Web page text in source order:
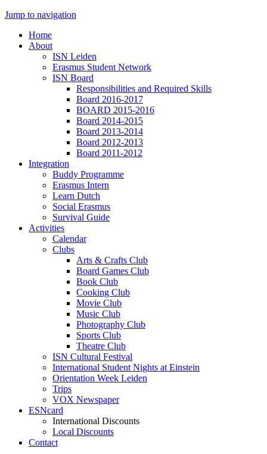
Jump to navigation
Home
About
ISN Leiden
Erasmus Student Network
ISN Board
Responsibilities and Required Skills
Board 2016-2017
BOARD 2015-2016
Board 2014-2015
Board 2013-2014
Board 2012-2013
Board 2011-2012
Integration
Buddy Programme
Erasmus Intern
Learn Dutch
Social Erasmus
Survival Guide
Activities
Calendar
Clubs
Arts & Crafts Club
Board Games Club
Book Club
Cooking Club
Movie Club
Music Club
Photography Club
Sports Club
Theatre Club
ISN Cultural Festival
International Student Nights at Einstein
Orientation Week Leiden
Trips
VOX Newspaper
ESNcard
International Discounts
Local Discounts
Contact